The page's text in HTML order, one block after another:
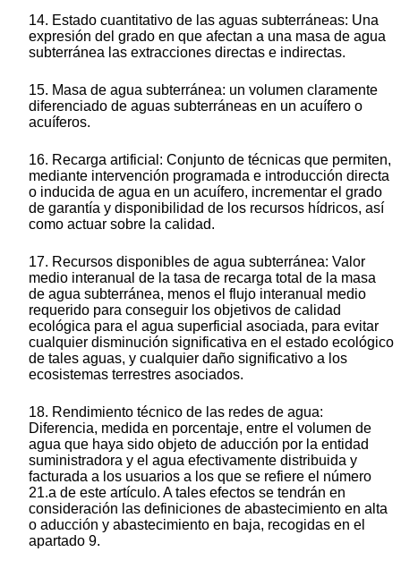
14. Estado cuantitativo de las aguas subterráneas: Una
expresión del grado en que afectan a una masa de agua
subterránea las extracciones directas e indirectas.
15. Masa de agua subterránea: un volumen claramente
diferenciado de aguas subterráneas en un acuífero o
acuíferos.
16. Recarga artificial: Conjunto de técnicas que permiten,
mediante intervención programada e introducción directa
o inducida de agua en un acuífero, incrementar el grado
de garantía y disponibilidad de los recursos hídricos, así
como actuar sobre la calidad.
17. Recursos disponibles de agua subterránea: Valor
medio interanual de la tasa de recarga total de la masa
de agua subterránea, menos el flujo interanual medio
requerido para conseguir los objetivos de calidad
ecológica para el agua superficial asociada, para evitar
cualquier disminución significativa en el estado ecológico
de tales aguas, y cualquier daño significativo a los
ecosistemas terrestres asociados.
18. Rendimiento técnico de las redes de agua:
Diferencia, medida en porcentaje, entre el volumen de
agua que haya sido objeto de aducción por la entidad
suministradora y el agua efectivamente distribuida y
facturada a los usuarios a los que se refiere el número
21.a de este artículo. A tales efectos se tendrán en
consideración las definiciones de abastecimiento en alta
o aducción y abastecimiento en baja, recogidas en el
apartado 9.